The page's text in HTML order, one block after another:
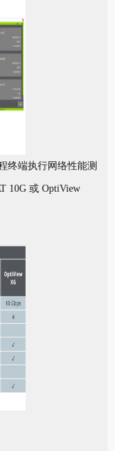
终端执行网络性能测
10G 或 OptiView